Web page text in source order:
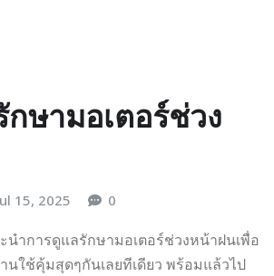
ษามอเตอร์ช่วง
15, 2025 0
นำการดูแลรักษามอเตอร์ช่วงหน้าฝนเพื่อ
นใช้คุ้มสุดๆกันเลยทีเดียว พร้อมแล้วไป